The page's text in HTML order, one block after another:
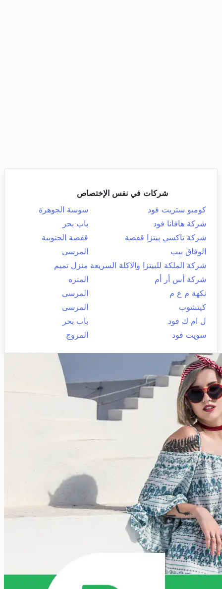
شركات في نفس الإختصاص
كومبو ستريت فود
سوسة الجوهرة
شركة هافانا فود
باب بحر
شركة تاكسي بيتزا قفصة
قفصة الجنوبية
الوفاق بيب
المرسى
شركة الملكة للبيتزا والاكلة السريعة منزل تميم
شركة أس أر أم
المنزه
نكهة م ع م
المرسى
كيتشوب
المرسى
ل ام ك فود
باب بحر
سويت فود
المروج